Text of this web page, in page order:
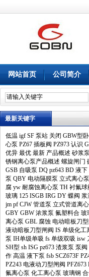
网站首页 公司简介
最新关键字
低温 igf SF 泵站 关闭 GBW型
心泵 PZ67 插板阀 PZ973 认识
优异 最优 最新 产品概述 砂浆泵
锈钢离心泵产品概述 螺旋闸门
GSB 自吸泵 DQ pz643 BD 液下
泵 QBY 电动隔膜泵 立式离心泵
腐 yw 耐腐蚀离心泵 TH 衬氟球
玻璃 125 ISGB IRG DY 蝶阀 浆
jm pf CJW 管道泵 立式管道离
GBY GBW 浓浆泵 氟塑料合 玻
离心泵 GBL 腐蚀 电动暗板刀
液动暗板刀型闸阀 IS 单级化工
泵 IH单级单吸 fs 单级双吸 isw
SH型 sh ISG pz673 渣浆泵 泵阀
作 高温 液下泵 fsb SCZ673F
PZ243 电液动刀型闸阀 PFZ673
氟离心泵 化工离心泵 玻璃钢